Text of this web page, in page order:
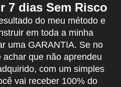
7 dias Sem Risco
do meu método e
em toda a minha
uma GARANTIA. Se no
que não aprendeu
com um simples
vai receber 100% do